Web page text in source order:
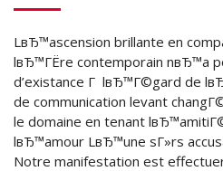
LвЂ™ascension brillante en
lвЂ™ГЁre contemporain nвЂ™a
d’existance Г lвЂ™Г©gard de
de communication levant
le domaine en tenant
lвЂ™amour LвЂ™une sГ»rs
Notre manifestation est